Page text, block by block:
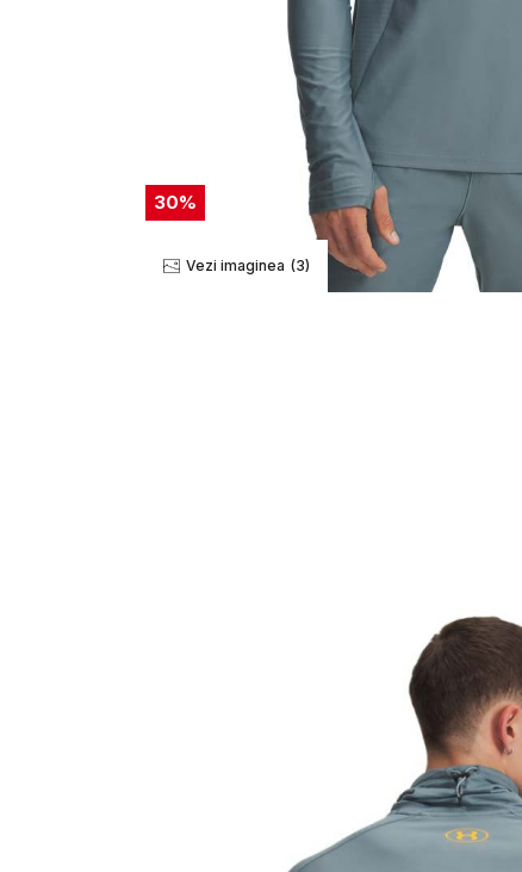
30%
Vezi imaginea (3)